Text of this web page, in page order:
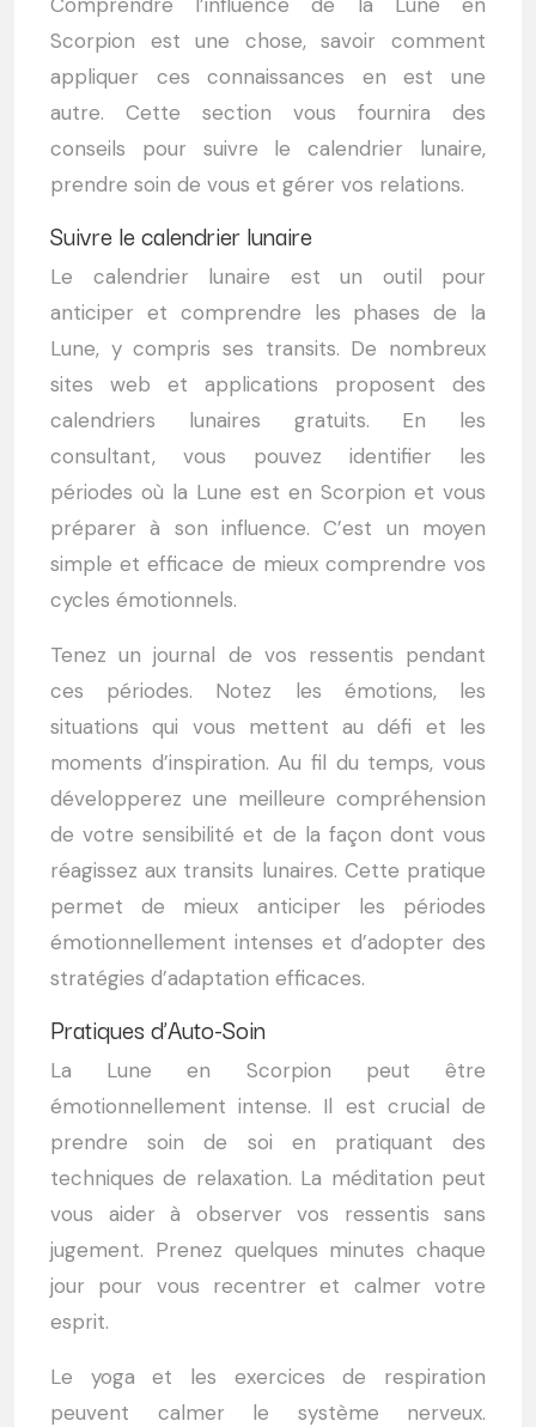
Scorpion est une chose, savoir comment
appliquer ces connaissances en est une
autre. Cette section vous fournira des
conseils pour suivre le calendrier lunaire,
prendre soin de vous et gérer vos relations.
Suivre le calendrier lunaire
Le calendrier lunaire est un outil pour
anticiper et comprendre les phases de la
Lune, y compris ses transits. De nombreux
sites web et applications proposent des
calendriers lunaires gratuits. En les
consultant, vous pouvez identifier les
périodes où la Lune est en Scorpion et vous
préparer à son influence. C’est un moyen
simple et efficace de mieux comprendre vos
cycles émotionnels.
Tenez un journal de vos ressentis pendant
ces périodes. Notez les émotions, les
situations qui vous mettent au défi et les
moments d’inspiration. Au fil du temps, vous
développerez une meilleure compréhension
de votre sensibilité et de la façon dont vous
réagissez aux transits lunaires. Cette pratique
permet de mieux anticiper les périodes
émotionnellement intenses et d’adopter des
stratégies d’adaptation efficaces.
Pratiques d’Auto-Soin
La Lune en Scorpion peut être
émotionnellement intense. Il est crucial de
prendre soin de soi en pratiquant des
techniques de relaxation. La méditation peut
vous aider à observer vos ressentis sans
jugement. Prenez quelques minutes chaque
jour pour vous recentrer et calmer votre
esprit.
Le yoga et les exercices de respiration
peuvent calmer le système nerveux.